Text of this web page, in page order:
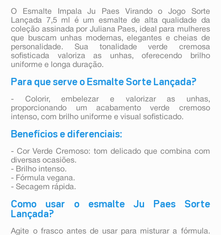
O Esmalte Impala Ju Paes Virando o Jogo Sorte
Lançada 7,5 ml é um esmalte de alta qualidade da
coleção assinada por Juliana Paes, ideal para mulheres
que buscam unhas modernas, elegantes e cheias de
personalidade. Sua tonalidade verde cremosa
sofisticada valoriza as unhas, oferecendo brilho
uniforme e longa duração.
Para que serve o Esmalte Sorte Lançada?
- Colorir, embelezar e valorizar as unhas,
proporcionando um acabamento verde cremoso
intenso, com brilho uniforme e visual sofisticado.
Benefícios e diferenciais:
- Cor Verde Cremoso: tom delicado que combina com
diversas ocasiões.
- Brilho intenso.
- Fórmula vegana.
- Secagem rápida.
Como usar o esmalte Ju Paes Sorte
Lançada?
Agite o frasco antes de usar para misturar a fórmula.